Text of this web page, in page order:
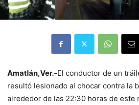
Amatlán,Ver.-El conductor de un
resultó lesionado al chocar contra la
alrededor de las 22:30 horas de este